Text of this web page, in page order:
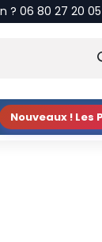
? 06 80 27 20 05
Nouveaux ! Les